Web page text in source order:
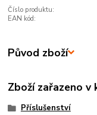
Číslo produktu:
EAN kód:
Původ zboží
Zboží zařazeno v
Příslušenství